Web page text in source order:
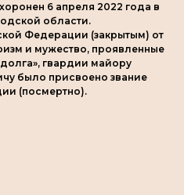
6 апреля 2022 года в
области.
Федерации (закрытым) от
и мужество, проявленные
гвардии майору
было присвоено звание
(посмертно).